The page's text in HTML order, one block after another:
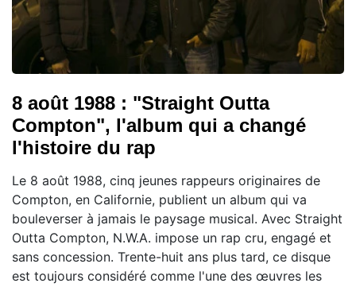
8 août 1988 : "Straight Outta
Compton", l'album qui a changé
l'histoire du rap
Le 8 août 1988, cinq jeunes rappeurs originaires de
Compton, en Californie, publient un album qui va
bouleverser à jamais le paysage musical. Avec Straight
Outta Compton, N.W.A. impose un rap cru, engagé et
sans concession. Trente-huit ans plus tard, ce disque
est toujours considéré comme l'une des œuvres les